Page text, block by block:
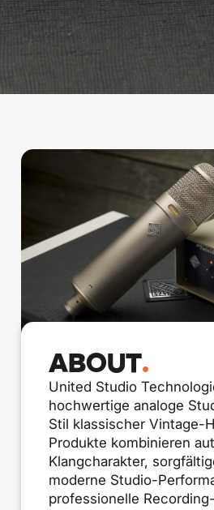
ABOUT.
United Studio
hochwertige analoge
Stil klassischer Vintage-
Produkte kombinieren
Klangcharakter,
moderne Studio-
professionelle